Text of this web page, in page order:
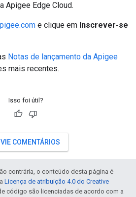
Apigee Edge Cloud.
e clique em Inscrever-se
Notas de lançamento da Apigee
mais recentes.
Isso foi útil?
COMENTÁRIOS
contrária, o conteúdo desta página é
Licença de atribuição 4.0 do Creative
código são licenciadas de acordo com a